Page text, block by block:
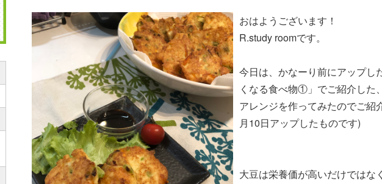
おはようございます！
R.study roomです。
今日は、かなーり前にアップし
くなる食べ物①」でご紹介した
アレンジを作ってみたのでご紹
月10日アップしたものです)
大豆は栄養価が高いだけではな